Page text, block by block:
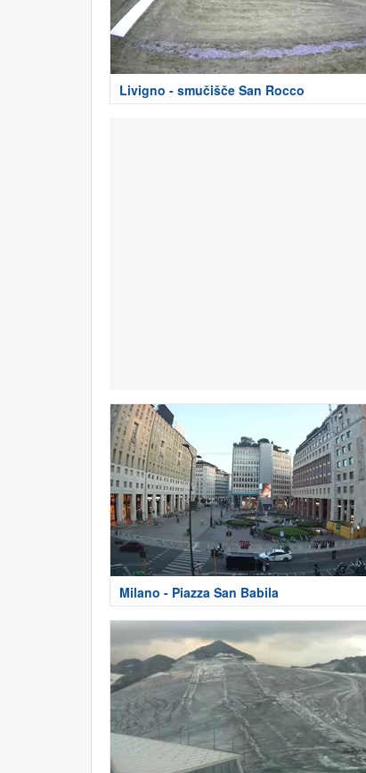
Livigno - smučišče San Rocco
Milano - Piazza San Babila